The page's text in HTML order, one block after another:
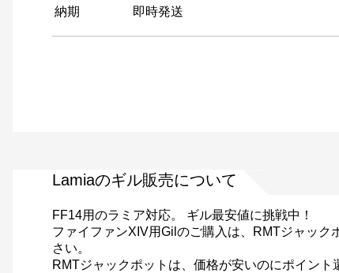
納期
即時発送
Lamiaのギル販売について
FF14用のラミア対応。 ギル最安値に挑戦中！
ファイファンXIV用Gilのご購入は、RMTジャッ
さい。
RMTジャックポットは、価格が安いのにポイン